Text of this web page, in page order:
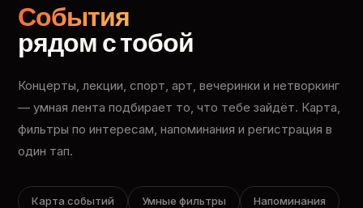
События
рядом с тобой
Концерты, лекции, спорт, арт, вечеринки и нетворкинг
— умная лента подбирает то, что тебе зайдёт. Карта,
фильтры по интересам, напоминания и регистрация в
один тап.
Карта событий Умные фильтры Напоминания